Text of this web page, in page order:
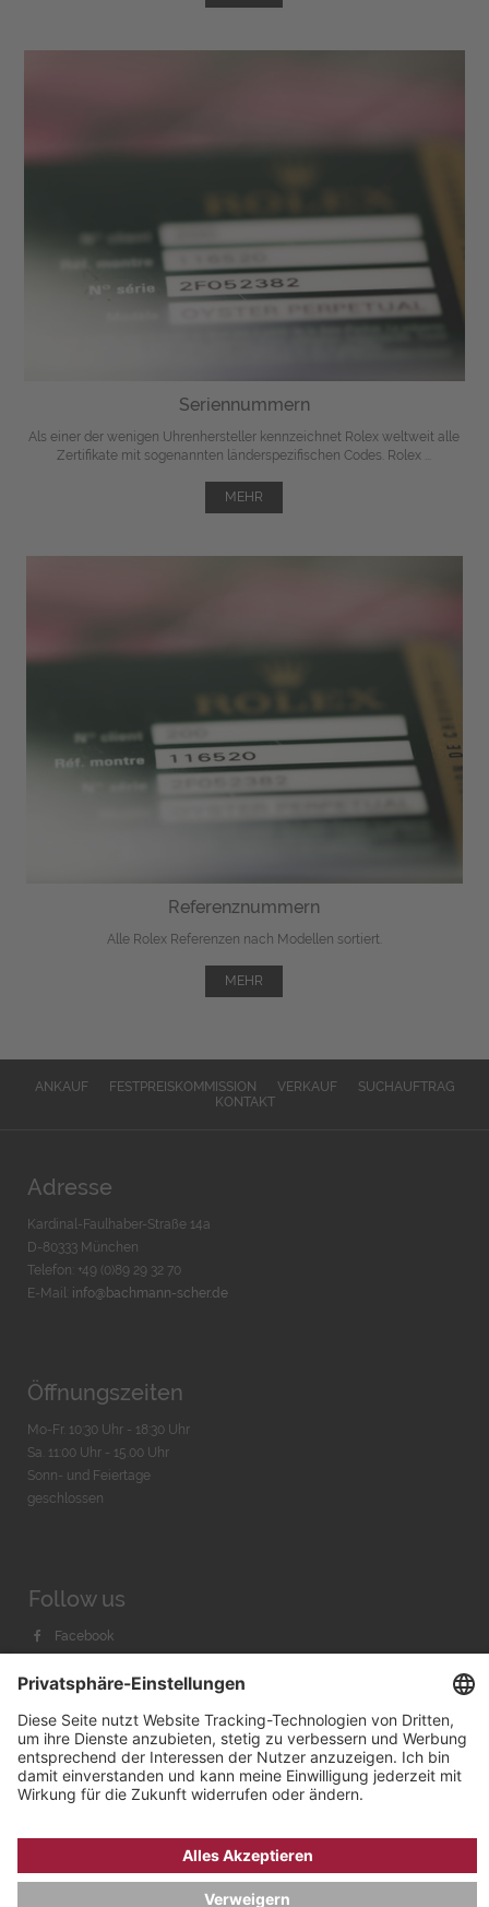
Seriennummern
Als einer der wenigen Uhrenhersteller kennzeichnet Rolex weltweit alle
Zertifikate mit sogenannten länderspezifischen Codes. Rolex ...
MEHR
Referenznummern
Alle Rolex Referenzen nach Modellen sortiert.
MEHR
ANKAUF FESTPREISKOMMISSION VERKAUF
SUCHAUFTRAG
KONTAKT
Adresse
Kardinal-Faulhaber-Straße 14a
D-80333 München
Telefon: +49 (0)89 29 32 70
E-Mail: info@bachmann-scher.de
Öffnungszeiten
Mo-Fr. 10:30 Uhr - 18:30 Uhr
Sa. 11:00 Uhr - 15.00 Uhr
Sonn- und Feiertage
geschlossen
Follow us
Facebook
Youtube
IMPRESSUM